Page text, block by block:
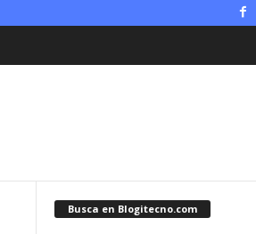
Busca en Blogitecno.com